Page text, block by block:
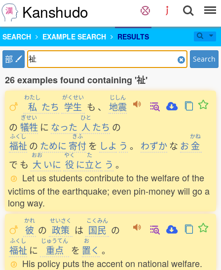
Kanshudo
SEARCH EXAMPLE SEARCH RESULTS
部 Search
26 examples found containing '祉'
わたし
私 たち
がくせい
学生 も 、
じしん
地震
の
ぎせい
犠牲 に なった
ひと
人 たち の
ふくし
福祉 の ために
きふ
寄付 を しよ う 。 わずか な お
かね
金
で も
おお
大 いに
やく
役 に
た
立と う 。
Let us students contribute to the welfare of the
victims of the earthquake; even pin-money will go a
long way.
かれ
彼 の
せいさく
政策 は
こくみん
国民 の
ふくし
福祉 に
じゅうてん
重点 を
お
置く 。
His policy puts the accent on national welfare.